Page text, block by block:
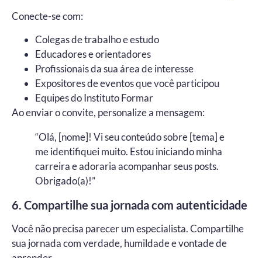
Conecte-se com:
Colegas de trabalho e estudo
Educadores e orientadores
Profissionais da sua área de interesse
Expositores de eventos que você participou
Equipes do Instituto Formar
Ao enviar o convite, personalize a mensagem:
“Olá, [nome]! Vi seu conteúdo sobre [tema] e
me identifiquei muito. Estou iniciando minha
carreira e adoraria acompanhar seus posts.
Obrigado(a)!”
6. Compartilhe sua jornada com autenticidade
Você não precisa parecer um especialista. Compartilhe
sua jornada com verdade, humildade e vontade de